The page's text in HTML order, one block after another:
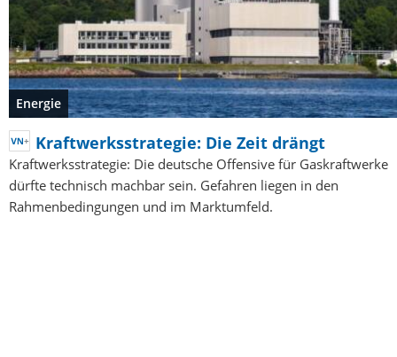
Energie
Kraftwerksstrategie: Die Zeit drängt
Kraftwerksstrategie: Die deutsche Offensive für Gaskraftwerke
dürfte technisch machbar sein. Gefahren liegen in den
Rahmenbedingungen und im Marktumfeld.